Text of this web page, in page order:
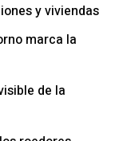
y viviendas
marca la
de la